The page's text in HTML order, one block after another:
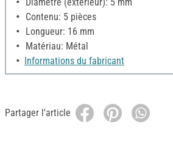
Contenu: 5 pièces
Longueur: 16 mm
Matériau: Métal
Informations du fabricant
Partager l'article